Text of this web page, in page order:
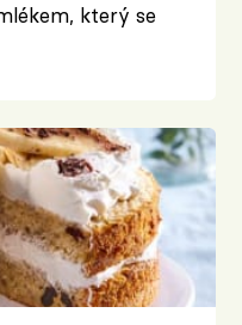
který se